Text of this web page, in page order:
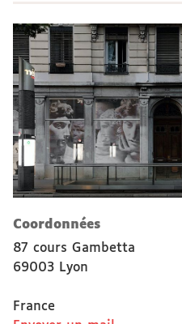
Coordonnées
87 cours Gambetta
69003 Lyon
France